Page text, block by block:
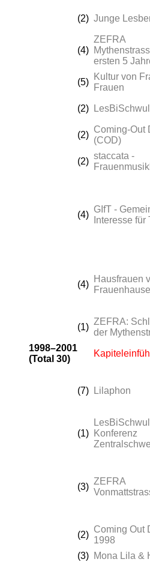
(2) Junge
(4)
ZEFRA
ersten 5
(5)
Kultur von
Frauen
(2)
(2)
Coming-Out
(COD)
(2)
staccata -
(4)
GIfT -
Interesse für
(4)
Hausfrauen
(1)
ZEFRA:
der
1998–2001
(Total 30)
(7) Lilaphon
(1)
Konferenz
(3)
ZEFRA
(2)
Coming Out
1998
(3) Mona Lila &